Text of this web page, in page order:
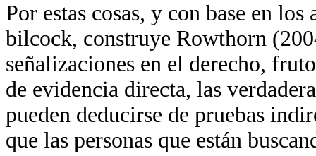
Por estas cosas, y con base en
bilcock, construye Rowthorn
señalizaciones en el derecho,
de evidencia directa, las
pueden deducirse de pruebas
que las personas que están